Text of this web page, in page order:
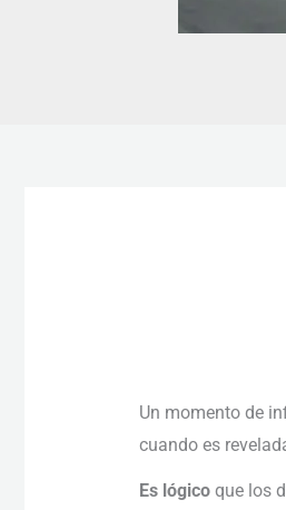
Un momento de
cuando es
Es lógicoque los